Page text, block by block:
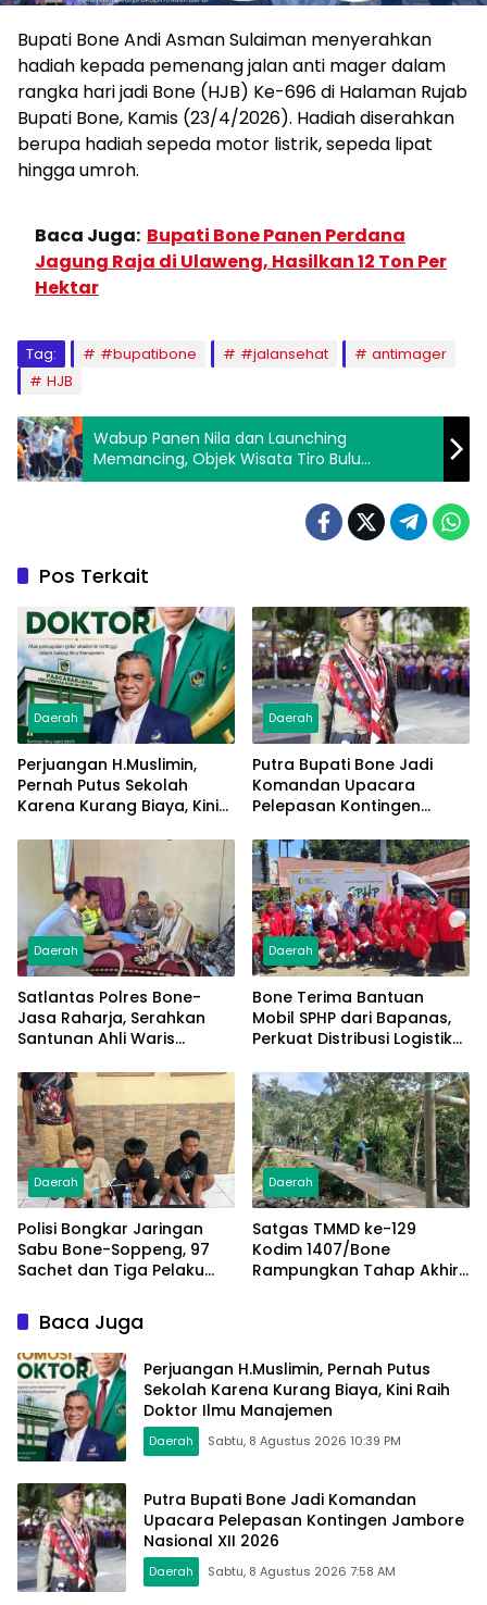
Bupati Bone Andi Asman Sulaiman menyerahkan
hadiah kepada pemenang jalan anti mager dalam
rangka hari jadi Bone (HJB) Ke-696 di Halaman Rujab
Bupati Bone, Kamis (23/4/2026). Hadiah diserahkan
berupa hadiah sepeda motor listrik, sepeda lipat
hingga umroh.
Baca Juga: Bupati Bone Panen Perdana
Jagung Raja di Ulaweng, Hasilkan 12 Ton Per
Hektar
Tag: #bupatibone #jalansehat
antimager
HJB
Wabup Panen Nila dan Launching
Memancing, Objek Wisata Tiro Bulu
Digadang Jadi Destinasi Favorit Bone
Pos Terkait
Daerah
Perjuangan H.Muslimin,
Pernah Putus Sekolah
Karena Kurang Biaya, Kini
Manajemen
Daerah
Putra Bupati Bone Jadi
Komandan Upacara
Pelepasan Kontingen
Daerah
Satlantas Polres Bone-
Jasa Raharja, Serahkan
Santunan Ahli Waris
Rp50 Juta
Daerah
Bone Terima Bantuan
Mobil SPHP dari Bapanas,
Perkuat Distribusi Logistik
Daerah
Polisi Bongkar Jaringan
Sabu Bone-Soppeng, 97
Sachet dan Tiga Pelaku
Daerah
Satgas TMMD ke-129
Kodim 1407/Bone
Rampungkan Tahap Akhir
Baca Juga
Perjuangan H.Muslimin, Pernah Putus
Sekolah Karena Kurang Biaya, Kini Raih
Doktor Ilmu Manajemen
Daerah Sabtu, 8 Agustus 2026 10:39 PM
Putra Bupati Bone Jadi Komandan
Upacara Pelepasan Kontingen Jambore
Nasional XII 2026
Daerah Sabtu, 8 Agustus 2026 7:58 AM